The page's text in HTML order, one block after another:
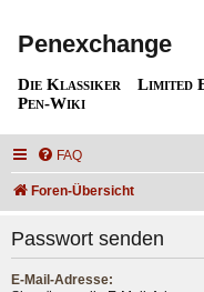
Penexchange
Die Klassiker Limited
Pen-Wiki
FAQ
Foren-Übersicht
Passwort senden
E-Mail-Adresse: